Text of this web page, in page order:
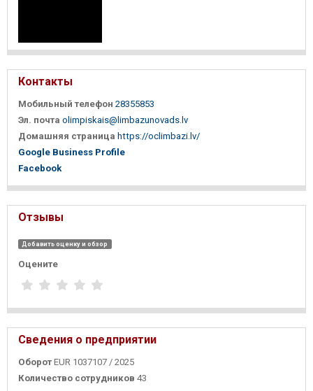
Контакты
Мобильный телефон 28355853
Эл. почта olimpiskais@limbazunovads.lv
Домашняя страница https://oclimbazi.lv/
Google Business Profile
Facebook
Отзывы
Добавить оценку и обзор
Оцените
Сведения о предприятии
Оборот EUR 1037107 / 2025
Количество сотрудников 43